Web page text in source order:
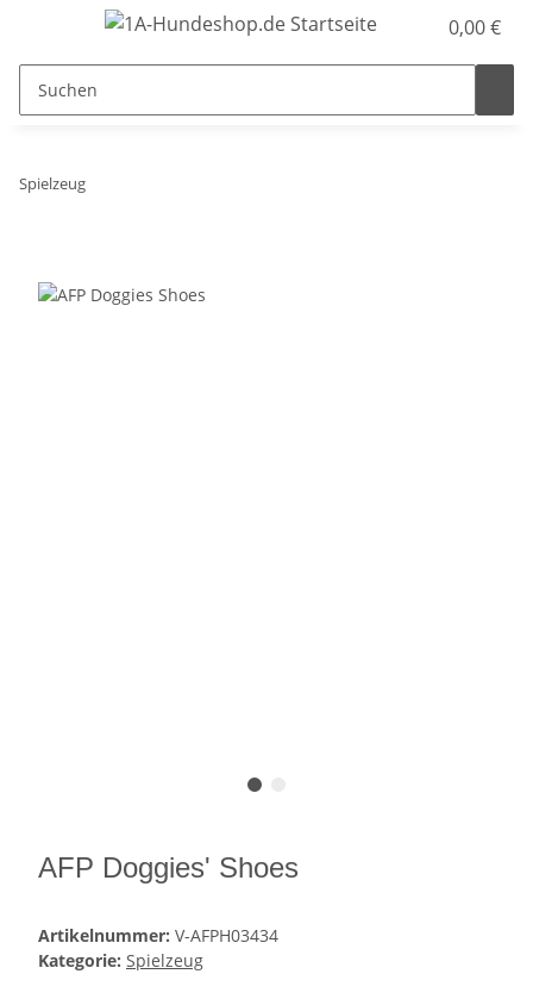
0,00 €
Spielzeug
AFP Doggies' Shoes
Artikelnummer: V-AFPH03434
Kategorie: Spielzeug